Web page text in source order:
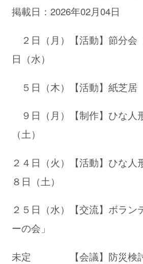
掲載日：2026年02月04日
２日（月）【活動】節分
日（水）
５日（木）【活動】紙芝居
９日（月）【制作】ひな
（土）
２４日（火）【活動】ひな
８日（土）
２５日（水）【交流】ボラン
ーの会」
未定 【会議】防災検